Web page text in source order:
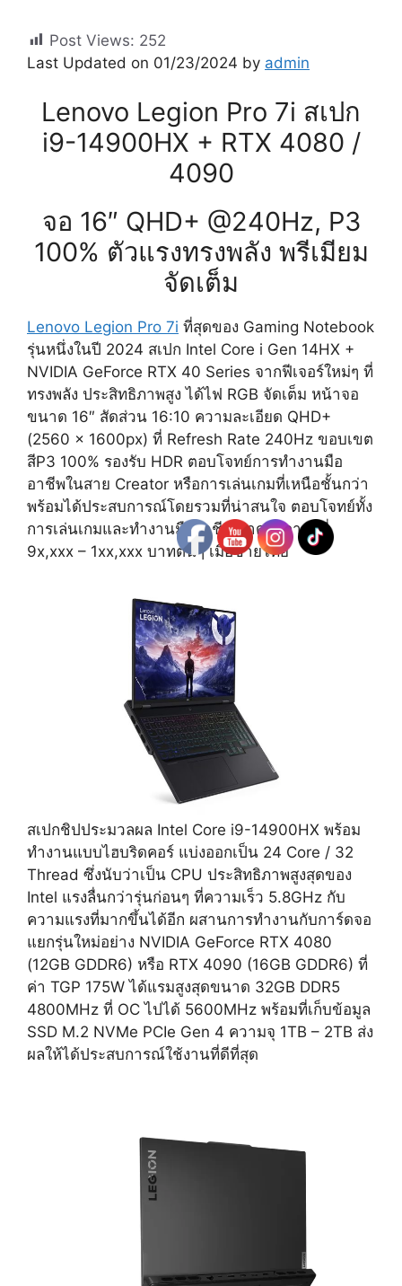
Post Views: 252
Last Updated on 01/23/2024 by admin
Lenovo Legion Pro 7i สเปก
i9-14900HX + RTX 4080 /
4090
จอ 16″ QHD+ @240Hz, P3
100% ตัวแรงทรงพลัง พรีเมียม
จัดเต็ม
Lenovo Legion Pro 7i ที่สุดของ Gaming Notebook
รุ่นหนึ่งในปี 2024 สเปก Intel Core i Gen 14HX +
NVIDIA GeForce RTX 40 Series จากฟีเจอร์ใหม่ๆ ที่
ทรงพลัง ประสิทธิภาพสูง ได้ไฟ RGB จัดเต็ม หน้าจอ
ขนาด 16″ สัดส่วน 16:10 ความละเอียด QHD+
(2560 x 1600px) ที่ Refresh Rate 240Hz ขอบเขต
สีP3 100% รองรับ HDR ตอบโจทย์การทำงานมือ
อาชีพในสาย Creator หรือการเล่นเกมที่เหนือชั้นกว่า
พร้อมได้ประสบการณ์โดยรวมที่น่าสนใจ ตอบโจทย์ทั้ง
การเล่นเกมและทำงานมืออาชีพ คาดราคาอยู่ที่
9x,xxx – 1xx,xxx บาทต้นๆ เมื่อขายไทย
สเปกชิปประมวลผล Intel Core i9-14900HX พร้อม
ทำงานแบบไฮบริดคอร์ แบ่งออกเป็น 24 Core / 32
Thread ซึ่งนับว่าเป็น CPU ประสิทธิภาพสูงสุดของ
Intel แรงลื่นกว่ารุ่นก่อนๆ ที่ความเร็ว 5.8GHz กับ
ความแรงที่มากขึ้นได้อีก ผสานการทำงานกับการ์ดจอ
แยกรุ่นใหม่อย่าง NVIDIA GeForce RTX 4080
(12GB GDDR6) หรือ RTX 4090 (16GB GDDR6) ที่
ค่า TGP 175W ได้แรมสูงสุดขนาด 32GB DDR5
4800MHz ที่ OC ไปได้ 5600MHz พร้อมที่เก็บข้อมูล
SSD M.2 NVMe PCIe Gen 4 ความจุ 1TB – 2TB ส่ง
ผลให้ได้ประสบการณ์ใช้งานที่ดีที่สุด